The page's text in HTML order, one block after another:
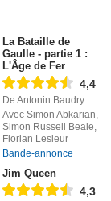
La Bataille de
Gaulle - partie 1 :
L'Âge de Fer
4,4
De Antonin Baudry
Avec Simon Abkarian,
Simon Russell Beale,
Florian Lesieur
Bande-annonce
Jim Queen
4,3